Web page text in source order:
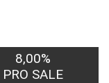
8,00%
PRO SALE